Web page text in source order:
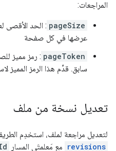
المراجعات:
pageSize : الحد الأقصى
عرضها في كل صفحة
pageToken : رمز مميز
سابق. قدِّم هذا الرمز المميز
تعديل نسخة من ملف
لتعديل مراجعة لملف، استخدِم
revisions مع مَعلمتَي المسار